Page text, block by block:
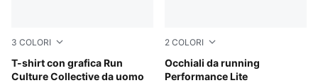
3 COLORI
T-shirt con grafica Run
Culture Collective da uomo
Créme De Mint
2 COLORI
Occhiali da running
Performance Lite
BLACK-BLACK-SMOKE